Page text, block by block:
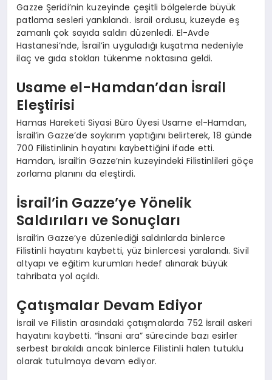
Gazze Şeridi’nin kuzeyinde çeşitli bölgelerde büyük
patlama sesleri yankılandı. İsrail ordusu, kuzeyde eş
zamanlı çok sayıda saldırı düzenledi. El-Avde
Hastanesi’nde, İsrail’in uyguladığı kuşatma nedeniyle
ilaç ve gıda stokları tükenme noktasına geldi.
Usame el-Hamdan’dan İsrail
Eleştirisi
Hamas Hareketi Siyasi Büro Üyesi Usame el-Hamdan,
İsrail’in Gazze’de soykırım yaptığını belirterek, 18 günde
700 Filistinlinin hayatını kaybettiğini ifade etti.
Hamdan, İsrail’in Gazze’nin kuzeyindeki Filistinlileri göçe
zorlama planını da eleştirdi.
İsrail’in Gazze’ye Yönelik
Saldırıları ve Sonuçları
İsrail’in Gazze’ye düzenlediği saldırılarda binlerce
Filistinli hayatını kaybetti, yüz binlercesi yaralandı. Sivil
altyapı ve eğitim kurumları hedef alınarak büyük
tahribata yol açıldı.
Çatışmalar Devam Ediyor
İsrail ve Filistin arasındaki çatışmalarda 752 İsrail askeri
hayatını kaybetti. “İnsani ara” sürecinde bazı esirler
serbest bırakıldı ancak binlerce Filistinli halen tutuklu
olarak tutulmaya devam ediyor.